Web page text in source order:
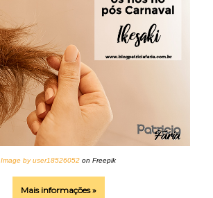
Image by user18526052 on Freepik
Mais informações »